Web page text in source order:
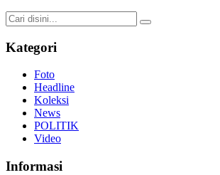
Kategori
Foto
Headline
Koleksi
News
POLITIK
Video
Informasi